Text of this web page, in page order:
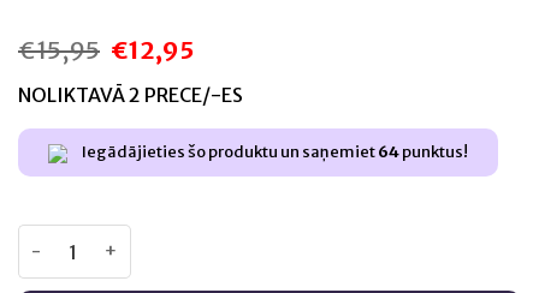
€15,95 Original
was:
€15,95.
€12,95
is:
€12,95.
NOLIKTAVĀ 2 PRECE/-ES
Iegādājieties šo produktu un saņemiet64punktus!